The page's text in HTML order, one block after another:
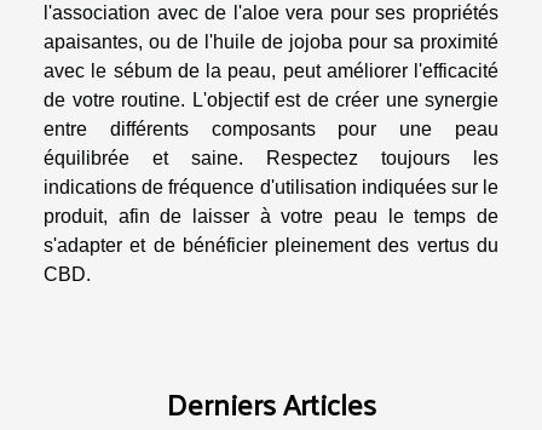
l'association avec de l'aloe vera pour ses propriétés
apaisantes, ou de l'huile de jojoba pour sa proximité
avec le sébum de la peau, peut améliorer l'efficacité
de votre routine. L'objectif est de créer une synergie
entre différents composants pour une peau
équilibrée et saine. Respectez toujours les
indications de fréquence d'utilisation indiquées sur le
produit, afin de laisser à votre peau le temps de
s'adapter et de bénéficier pleinement des vertus du
CBD.
Derniers Articles